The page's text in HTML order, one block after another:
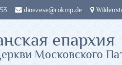
dioezese@rokmp.de
епархия
Московского